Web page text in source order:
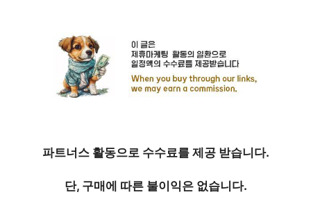
파트너스 활동으로 수수료를 제공 받습니다.
단, 구매에 따른 불이익은 없습니다.